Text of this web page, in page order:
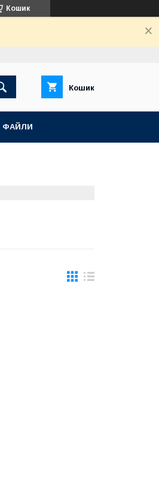
Кошик
Кошик
ФАЙЛИ